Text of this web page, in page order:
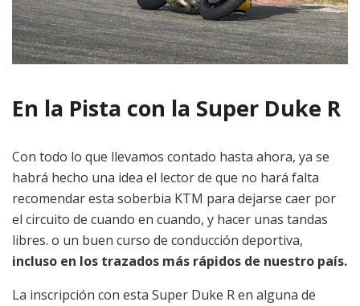
En la Pista con la Super Duke R
Con todo lo que llevamos contado hasta ahora, ya se
habrá hecho una idea el lector de que no hará falta
recomendar esta soberbia KTM para dejarse caer por
el circuito de cuando en cuando, y hacer unas tandas
libres. o un buen curso de conducción deportiva,
incluso en los trazados más rápidos de nuestro país.
La inscripción con esta Super Duke R en alguna de